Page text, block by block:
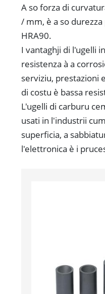
A so forza di
/ mm, è a so
HRA90.
I vantaghji di l'ugelli
resistenza à a
serviziu, prestazioni
di costu è bassa
L'ugelli di carburu
usati in l'industrii
superficia, a
l'elettronica è i